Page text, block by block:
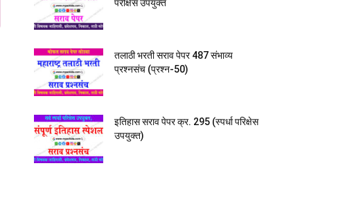
परीक्षेस उपयुक्त
तलाठी भरती सराव पेपर 487 संभाव्य
प्रश्नसंच (प्रश्न-50)
इतिहास सराव पेपर क्र. 295 (स्पर्धा परिक्षेस
उपयुक्त)